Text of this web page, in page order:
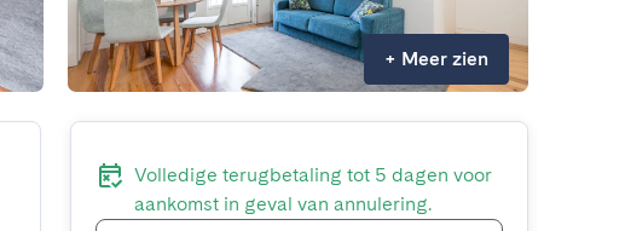
+ Meer zien
Volledige terugbetaling tot 5 dagen voor
aankomst in geval van annulering.